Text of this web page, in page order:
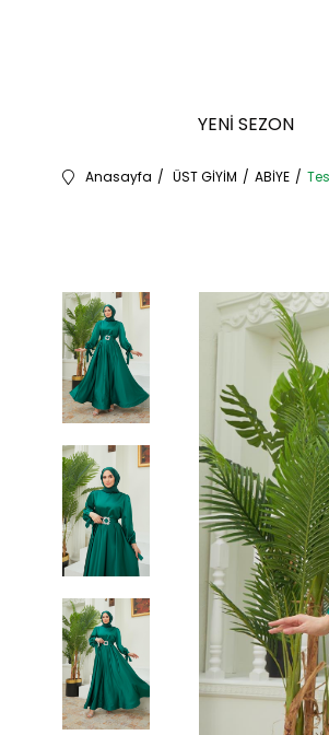
YENİ SEZON
Anasayfa ÜST GİYİM ABİYE